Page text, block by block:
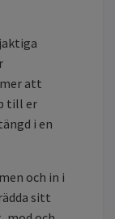
att
till er
i en
och in i
sitt